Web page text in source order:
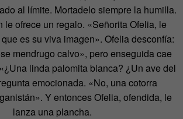
al límite. Mortadelo siempre la humilla.
le ofrece un regalo. «Señorita Ofelia, le
es su viva imagen». Ofelia desconfía:
mendrugo calvo», pero enseguida cae
linda palomita blanca? ¿Un ave del
emocionada. «No, una cotorra
Y entonces Ofelia, ofendida, le
lanza una plancha.